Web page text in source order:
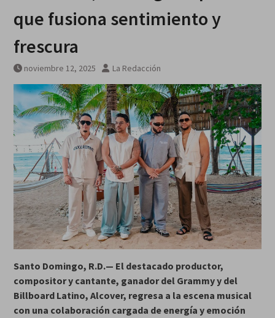
que fusiona sentimiento y
frescura
noviembre 12, 2025 La Redacción
Santo Domingo, R.D.— El destacado productor,
compositor y cantante, ganador del Grammy y del
Billboard Latino, Alcover, regresa a la escena musical
con una colaboración cargada de energía y emoción